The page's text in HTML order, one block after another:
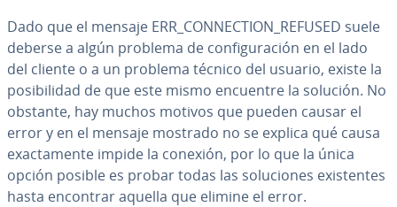
Dado que el mensaje ERR_CO­N­NE­C­TION_REFUSED suele
deberse a algún problema de co­n­fi­gu­ra­ción en el lado
del cliente o a un problema técnico del usuario, existe la
po­si­bi­li­dad de que este mismo encuentre la solución. No
obstante, hay muchos motivos que pueden causar el
error y en el mensaje mostrado no se explica qué causa
exac­ta­me­n­te impide la conexión, por lo que la única
opción posible es probar todas las so­lu­cio­nes exi­s­te­n­tes
hasta encontrar aquella que elimine el error.